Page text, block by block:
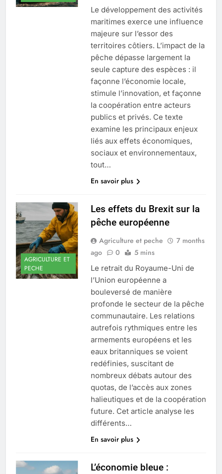
Le développement des activités
maritimes exerce une influence
majeure sur l’essor des
territoires côtiers. L’impact de la
pêche dépasse largement la
seule capture des espèces : il
façonne l’économie locale,
stimule l’innovation, et façonne
la coopération entre acteurs
publics et privés. Ce texte
examine les principaux enjeux
liés aux effets économiques,
sociaux et environnementaux,
tout…
En savoir plus
AGRICULTURE ET
PECHE
Les effets du Brexit sur la
pêche européenne
Agriculture et peche
7 months
ago
0 5 mins
Le retrait du Royaume-Uni de
l’Union européenne a
bouleversé de manière
profonde le secteur de la pêche
communautaire. Les relations
autrefois rythmiques entre les
armements européens et les
eaux britanniques se voient
redéfinies, suscitant de
nombreux débats autour des
quotas, de l’accès aux zones
halieutiques et de la coopération
future. Cet article analyse les
différents…
En savoir plus
L’économie bleue :